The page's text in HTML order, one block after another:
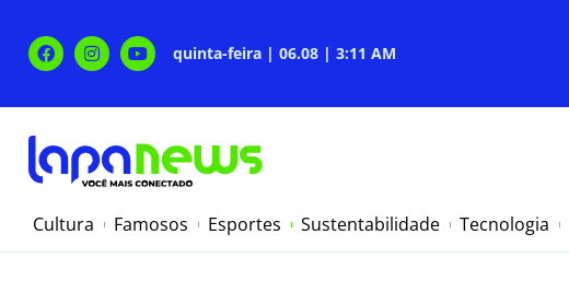
quinta-feira | 06.08 | 3:11 AM
Cultura Famosos Esportes Sustentabilidade Tecnologia